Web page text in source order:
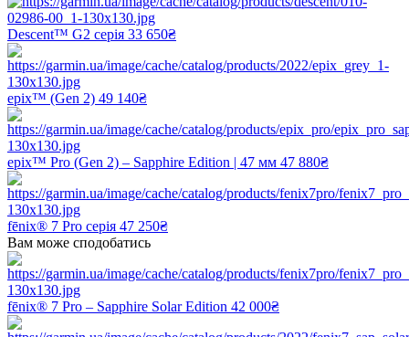
Descent™ G2 серія 33 650₴
epix™ (Gen 2) 49 140₴
epix™ Pro (Gen 2) – Sapphire Edition | 47 мм 47 880₴
fēnix® 7 Pro серія 47 250₴
Вам може сподобатись
fēnix® 7 Pro – Sapphire Solar Edition 42 000₴